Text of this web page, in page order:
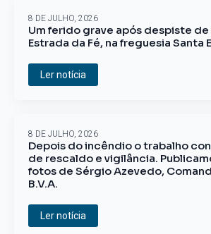
Um ferido grave após despiste
Estrada da Fé, na freguesia Santa
8 DE JULHO, 2026
Ler notícia
Depois do incêndio o trabalho
de rescaldo e vigilância.
fotos de Sérgio Azevedo,
B.V.A.
8 DE JULHO, 2026
Ler notícia